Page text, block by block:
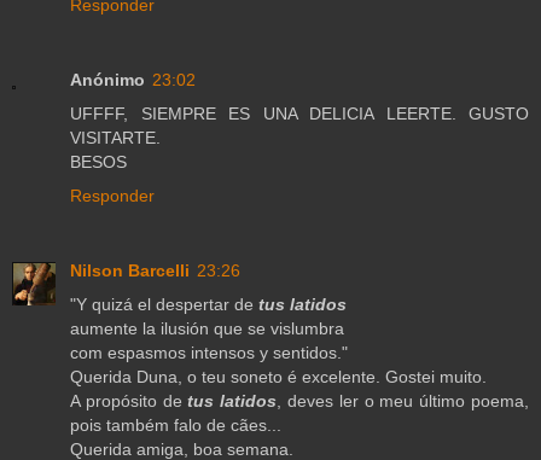
Responder
Anónimo 23:02
UFFFF, SIEMPRE ES UNA DELICIA LEERTE. GUSTO
VISITARTE.
BESOS
Responder
Nilson Barcelli 23:26
"Y quizá el despertar de tus latidos
aumente la ilusión que se vislumbra
com espasmos intensos y sentidos."
Querida Duna, o teu soneto é excelente. Gostei muito.
A propósito detus latidos , deves ler o meu último poema,
pois também falo de cães...
Querida amiga, boa semana.